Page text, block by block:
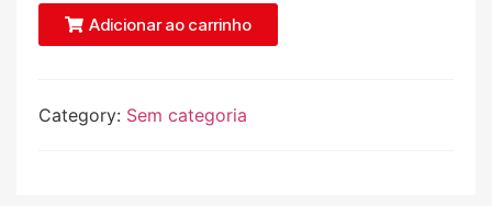
Adicionar ao carrinho
Category: Sem categoria